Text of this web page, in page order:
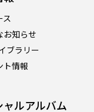
ス
お知らせ
ブラリー
ト情報
ルアルバム